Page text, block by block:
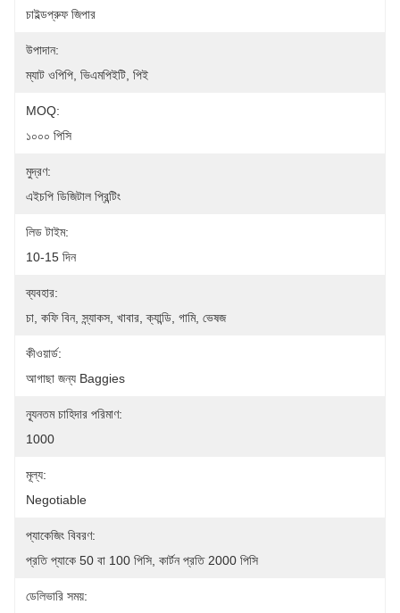
চাইল্ডপ্রুফ জিপার
উপাদান:
ম্যাট ওপিপি, ভিএমপিইটি, পিই
MOQ:
১০০০ পিসি
মুদ্রণ:
এইচপি ডিজিটাল প্রিন্টিং
লিড টাইম:
10-15 দিন
ব্যবহার:
চা, কফি বিন, স্ন্যাকস, খাবার, ক্যান্ডি, গামি, ভেষজ
কীওয়ার্ড:
আগাছা জন্য Baggies
ন্যূনতম চাহিদার পরিমাণ:
1000
মূল্য:
Negotiable
প্যাকেজিং বিবরণ:
প্রতি প্যাকে 50 বা 100 পিসি, কার্টন প্রতি 2000 পিসি
ডেলিভারি সময়: